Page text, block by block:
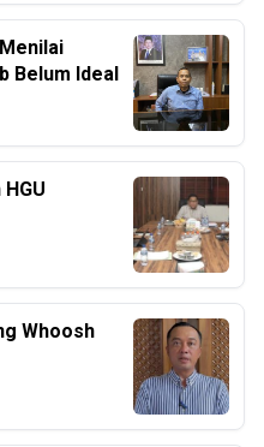
Belum Ideal
Whoosh